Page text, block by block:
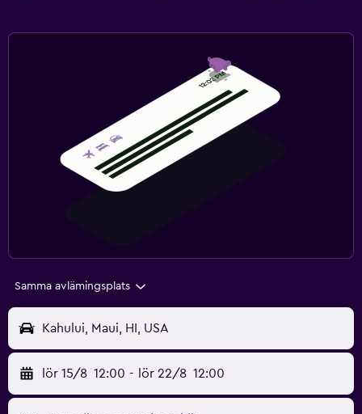
Samma avlämingsplats
Kahului, Maui, HI, USA
lör 15/8 12:00 - lör 22/8 12:00